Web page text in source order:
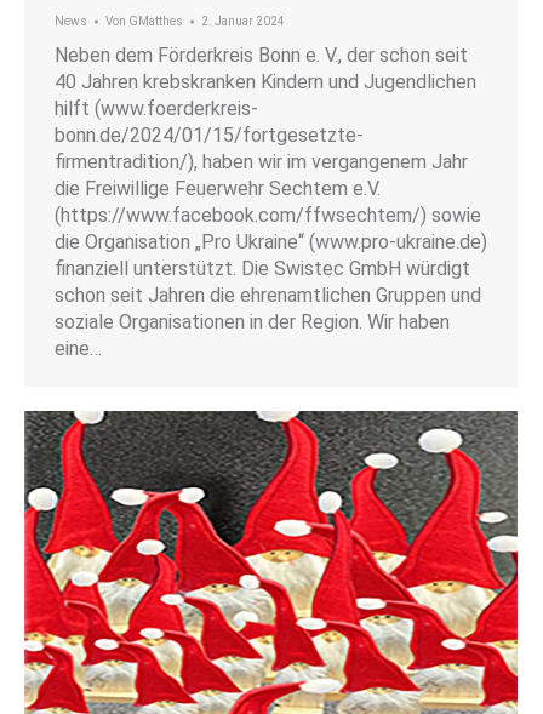
News Von GMatthes 2. Januar 2024
Neben dem Förderkreis Bonn e. V., der schon seit
40 Jahren krebskranken Kindern und Jugendlichen
hilft (www.foerderkreis-
bonn.de/2024/01/15/fortgesetzte-
firmentradition/), haben wir im vergangenem Jahr
die Freiwillige Feuerwehr Sechtem e.V.
(https://www.facebook.com/ffwsechtem/) sowie
die Organisation „Pro Ukraine“ (www.pro-ukraine.de)
finanziell unterstützt. Die Swistec GmbH würdigt
schon seit Jahren die ehrenamtlichen Gruppen und
soziale Organisationen in der Region. Wir haben
eine…